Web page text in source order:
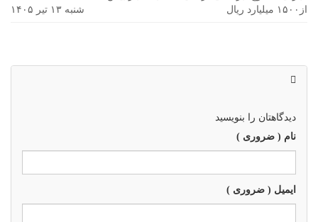
از۱۵۰۰ میلیارد ریال
شنبه ۱۳ تیر ۱۴۰۵
دیدگاهتان را بنویسید
نام ( ضروری )
ایمیل ( ضروری )